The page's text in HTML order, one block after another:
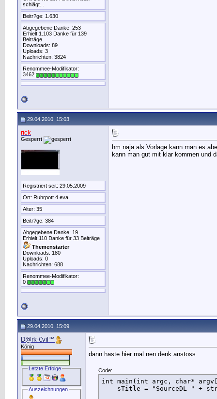
schlägt...
Beitr?ge: 1.630
Abgegebene Danke: 253
Erhielt 1.103 Danke für 139
Beiträge
Downloads: 89
Uploads: 3
Nachrichten: 3824
Renommee-Modifikator:
3462
29.04.2010, 15:03
rick
Gesperrt
Registriert seit: 29.05.2009
Ort: Ruhrpott 4 eva
Alter: 35
Beitr?ge: 384
Abgegebene Danke: 19
Erhielt 110 Danke für 33 Beiträge
Themenstarter
Downloads: 180
Uploads: 0
Nachrichten: 688
Renommee-Modifikator:
0
hm naja als Vorlage kann man es
kann man gut mit klar kommen und
29.04.2010, 15:09
D@rk-€vil™
König
Letzte Erfolge
Auszeichnungen
dann haste hier mal nen denk anstoss
Code:
int main(int argc, char*
sTitle = "SourceDL " +